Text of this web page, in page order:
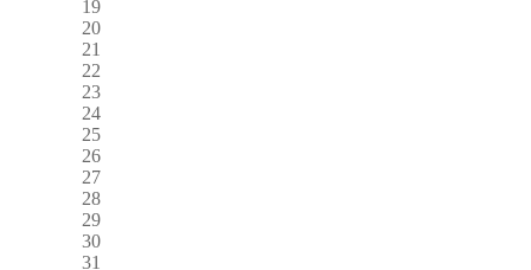
19
20
21
22
23
24
25
26
27
28
29
30
31